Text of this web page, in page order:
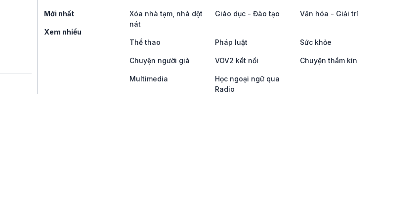
Mới nhất
Xem nhiều
Xóa nhà tạm, nhà dột
nát
Giáo dục - Đào tạo Văn hóa - Giải trí
Thể thao Pháp luật Sức khỏe
Chuyện người già VOV2 kết nối Chuyện thầm kín
Multimedia
Học ngoại ngữ qua
Radio